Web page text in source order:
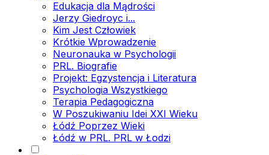
Edukacja dla Mądrości
Jerzy Giedroyc i...
Kim Jest Człowiek
Krótkie Wprowadzenie
Neuronauka w Psychologii
PRL. Biografie
Projekt: Egzystencja i Literatura
Psychologia Wszystkiego
Terapia Pedagogiczna
W Poszukiwaniu Idei XXI Wieku
Łódź Poprzez Wieki
Łódź w PRL. PRL w Łodzi